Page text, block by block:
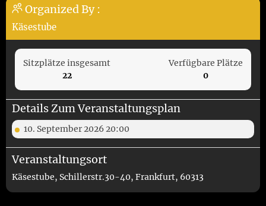
Organized By :
Käsestube
Sitzplätze insgesamt
22
Verfügbare Plätze
0
Details Zum Veranstaltungsplan
10. September 2026 20:00
Veranstaltungsort
Käsestube, Schillerstr.30-40, Frankfurt, 60313